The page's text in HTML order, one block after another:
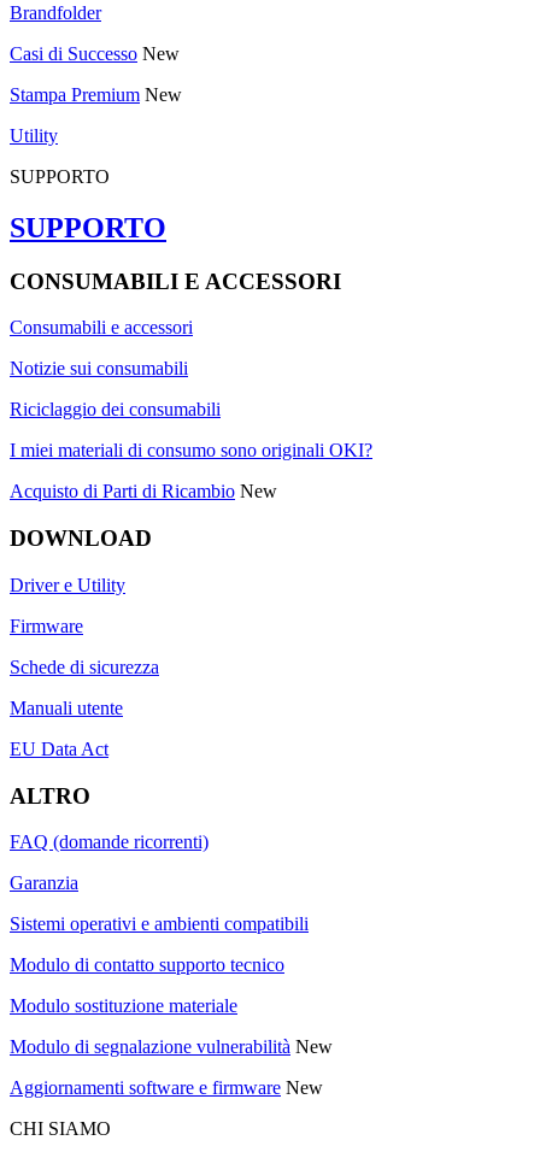
Brandfolder
Casi di Successo New
Stampa Premium New
Utility
SUPPORTO
SUPPORTO
CONSUMABILI E ACCESSORI
Consumabili e accessori
Notizie sui consumabili
Riciclaggio dei consumabili
I miei materiali di consumo sono originali OKI?
Acquisto di Parti di Ricambio New
DOWNLOAD
Driver e Utility
Firmware
Schede di sicurezza
Manuali utente
EU Data Act
ALTRO
FAQ (domande ricorrenti)
Garanzia
Sistemi operativi e ambienti compatibili
Modulo di contatto supporto tecnico
Modulo sostituzione materiale
Modulo di segnalazione vulnerabilità New
Aggiornamenti software e firmware New
CHI SIAMO